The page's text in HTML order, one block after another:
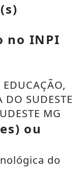
no INPI
DO SUDESTE
MG
ou
do